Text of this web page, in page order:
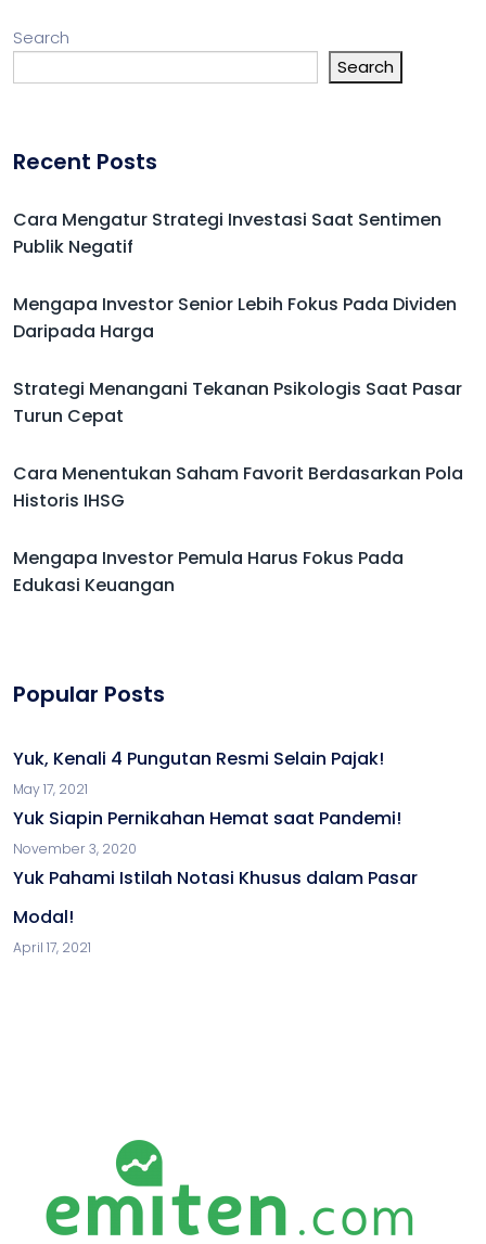
Search
Search
Recent Posts
Cara Mengatur Strategi Investasi Saat Sentimen
Publik Negatif
Mengapa Investor Senior Lebih Fokus Pada Dividen
Daripada Harga
Strategi Menangani Tekanan Psikologis Saat Pasar
Turun Cepat
Cara Menentukan Saham Favorit Berdasarkan Pola
Historis IHSG
Mengapa Investor Pemula Harus Fokus Pada
Edukasi Keuangan
Popular Posts
Yuk, Kenali 4 Pungutan Resmi Selain Pajak!
May 17, 2021
Yuk Siapin Pernikahan Hemat saat Pandemi!
November 3, 2020
Yuk Pahami Istilah Notasi Khusus dalam Pasar
Modal!
April 17, 2021